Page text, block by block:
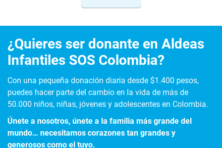
¿Quieres ser donante en Aldeas
Infantiles SOS Colombia?
Con una pequeña donación diaria desde $1.400 pesos,
puedes hacer parte del cambio en la vida de más de
50.000 niños, niñas, jóvenes y adolescentes en Colombia.
Únete a nosotros, únete a la familia más grande del
mundo… necesitamos corazones tan grandes y
generosos como el tuyo.